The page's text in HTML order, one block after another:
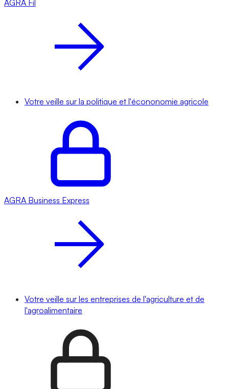
AGRA Fil
Votre veille sur la politique et l'écononomie agricole
AGRA Business Express
Votre veille sur les entreprises de l'agriculture et de
l'agroalimentaire